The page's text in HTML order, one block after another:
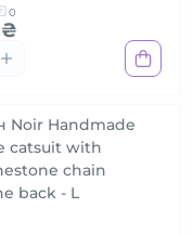
0
Noir Handmade
catsuit with
chain
back - L